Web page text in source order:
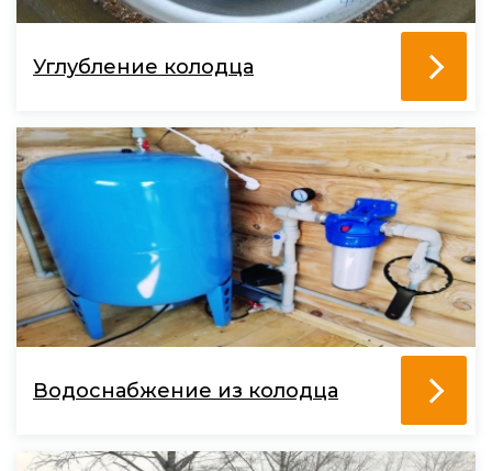
Углубление колодца
Водоснабжение из колодца